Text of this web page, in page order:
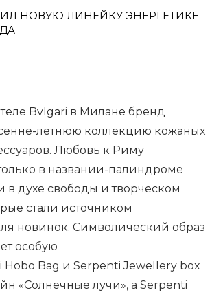
НОВУЮ ЛИНЕЙКУ ЭНЕРГЕТИКЕ
Bvlgari в Милане бренд
летнюю коллекцию кожаных
Любовь к Риму
в названии-палиндроме
в духе свободы и творческом
стали источником
новинок. Символический образ
особую
Bag и Serpenti Jewellery box
«Солнечные лучи», а Serpenti